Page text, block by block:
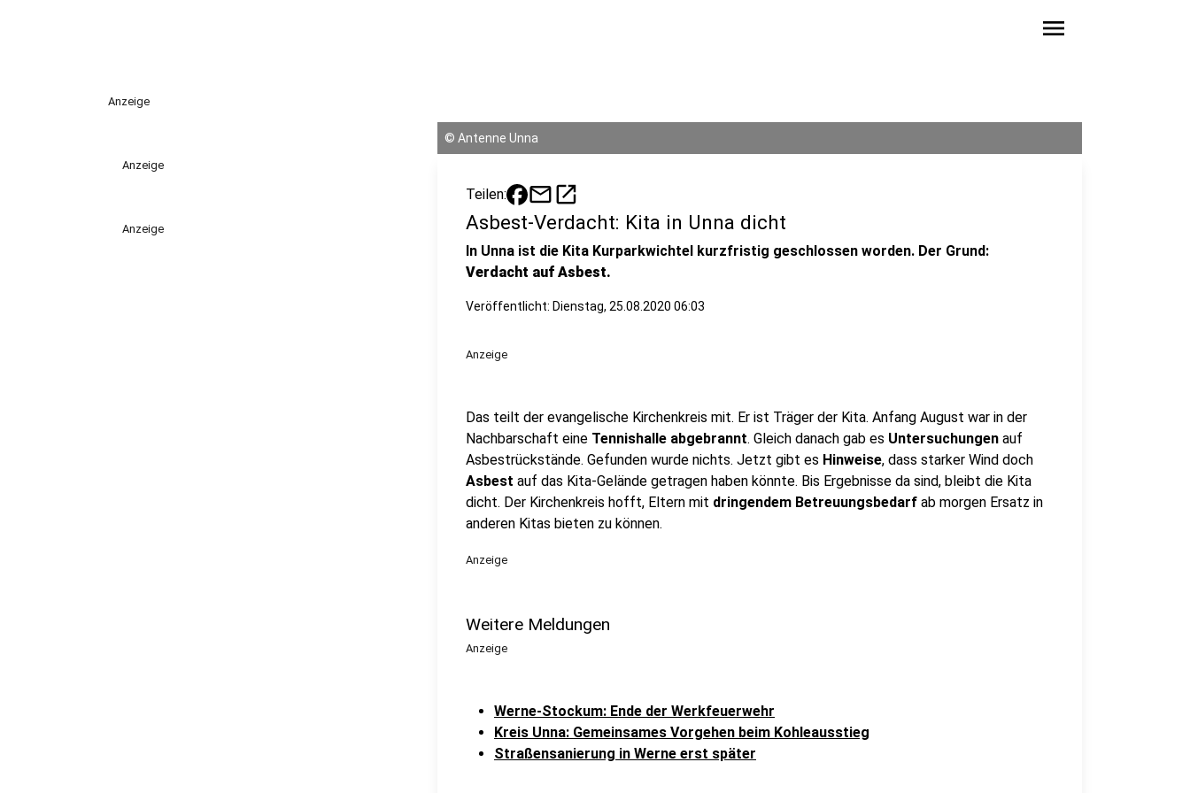
menu
Anzeige
Anzeige
Anzeige
© Antenne Unna
Teilen: mailopen_in_new
Asbest-Verdacht: Kita in Unna dicht
In Unna ist die Kita Kurparkwichtel kurzfristig geschlossen worden. Der Grund:
Verdacht auf Asbest.
Veröffentlicht: Dienstag, 25.08.2020 06:03
Anzeige
Das teilt der evangelische Kirchenkreis mit. Er ist Träger der Kita. Anfang August war in der
Nachbarschaft eine Tennishalle abgebrannt. Gleich danach gab es Untersuchungen auf
Asbestrückstände. Gefunden wurde nichts. Jetzt gibt es Hinweise, dass starker Wind doch
Asbest auf das Kita-Gelände getragen haben könnte. Bis Ergebnisse da sind, bleibt die Kita
dicht. Der Kirchenkreis hofft, Eltern mit dringendem Betreuungsbedarf ab morgen Ersatz in
anderen Kitas bieten zu können.
Anzeige
Weitere Meldungen
Anzeige
Werne-Stockum: Ende der Werkfeuerwehr
Kreis Unna: Gemeinsames Vorgehen beim Kohleausstieg
Straßensanierung in Werne erst später